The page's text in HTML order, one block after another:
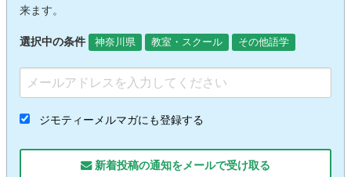
来ます。
選択中の条件 神奈川県 教室・スクール その他語学
ジモティーメルマガにも登録する
新着投稿の通知をメールで受け取る